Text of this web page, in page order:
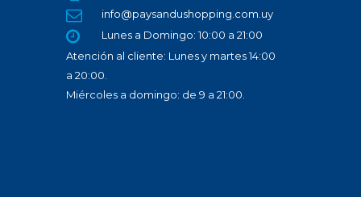
info@paysandushopping.com.uy
Lunes a Domingo: 10:00 a 21:00
Atención al cliente: Lunes y martes 14:00
a 20:00.
Miércoles a domingo: de 9 a 21:00.